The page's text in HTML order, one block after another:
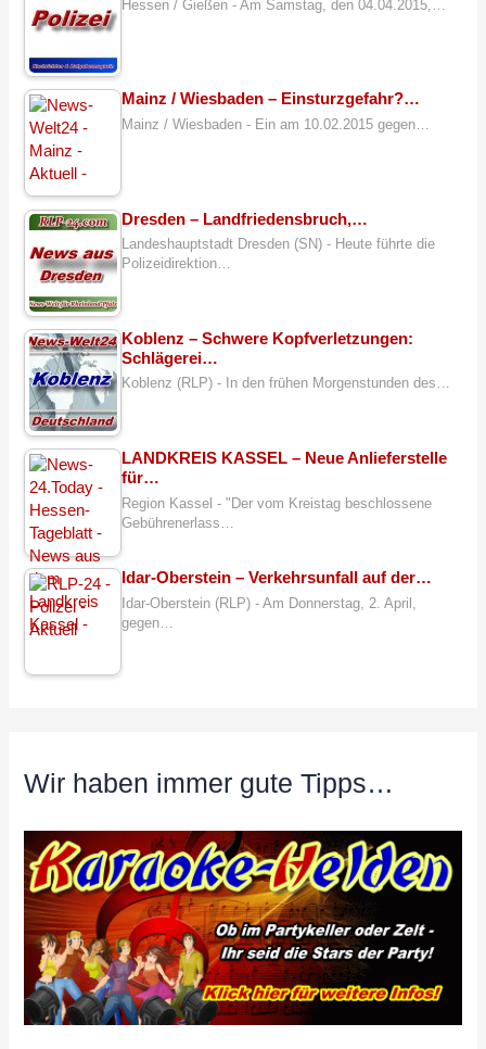
Hessen / Gießen - Am Samstag, den 04.04.2015,…
Mainz / Wiesbaden – Einsturzgefahr?…
Mainz / Wiesbaden - Ein am 10.02.2015 gegen…
Dresden – Landfriedensbruch,…
Landeshauptstadt Dresden (SN) - Heute führte die
Polizeidirektion…
Koblenz – Schwere Kopfverletzungen:
Schlägerei…
Koblenz (RLP) - In den frühen Morgenstunden des…
LANDKREIS KASSEL – Neue Anlieferstelle
für…
Region Kassel - "Der vom Kreistag beschlossene
Gebührenerlass…
Idar-Oberstein – Verkehrsunfall auf der…
Idar-Oberstein (RLP) - Am Donnerstag, 2. April,
gegen…
Wir haben immer gute Tipps…